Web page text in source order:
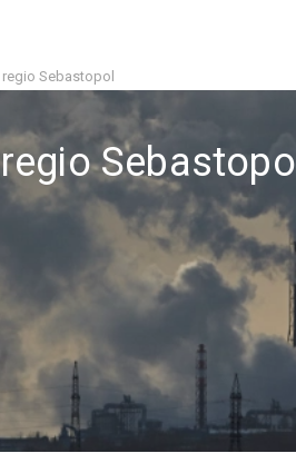
Sebastopol
Sebastopol